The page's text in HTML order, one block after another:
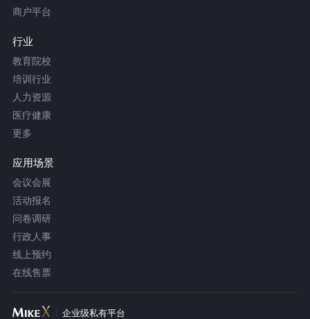
商户平台
行业
教育院校
培训行业
人力资源
医疗健康
更多
应用场景
会议会展
活动报名
问卷调研
行政人事
线上预约
在线售票
企业级私有平台